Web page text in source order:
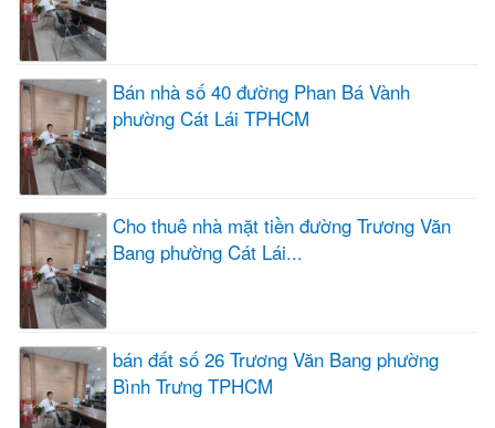
Bán nhà số 40 đường Phan Bá Vành
phường Cát Lái TPHCM
Cho thuê nhà mặt tiền đường Trương Văn
Bang phường Cát Lái...
bán đất số 26 Trương Văn Bang phường
Bình Trưng TPHCM